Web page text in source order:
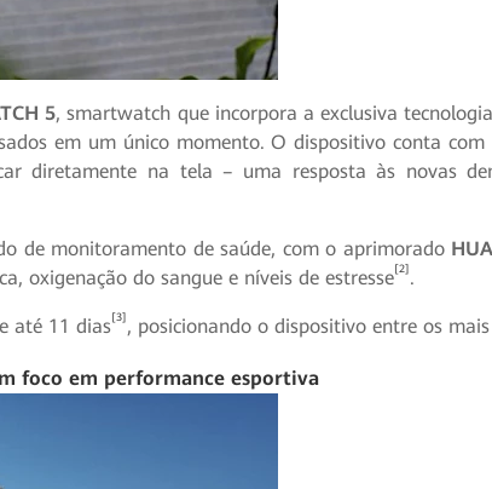
5, smartwatch que incorpora a exclusiva tecnologia
em um único momento. O dispositivo conta com
diretamente na tela – uma resposta às novas
de monitoramento de saúde, com o aprimorado
oxigenação do sangue e níveis de estresse[2] .
até 11 dias[3] , posicionando o dispositivo entre os
foco em performance esportiva